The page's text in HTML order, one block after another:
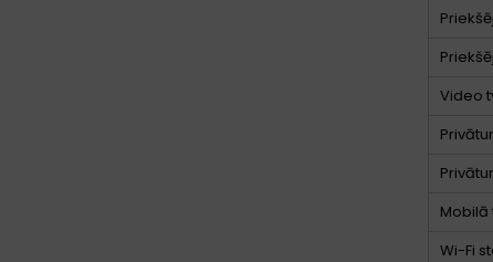
Video
Mobilā
Wi-Fi